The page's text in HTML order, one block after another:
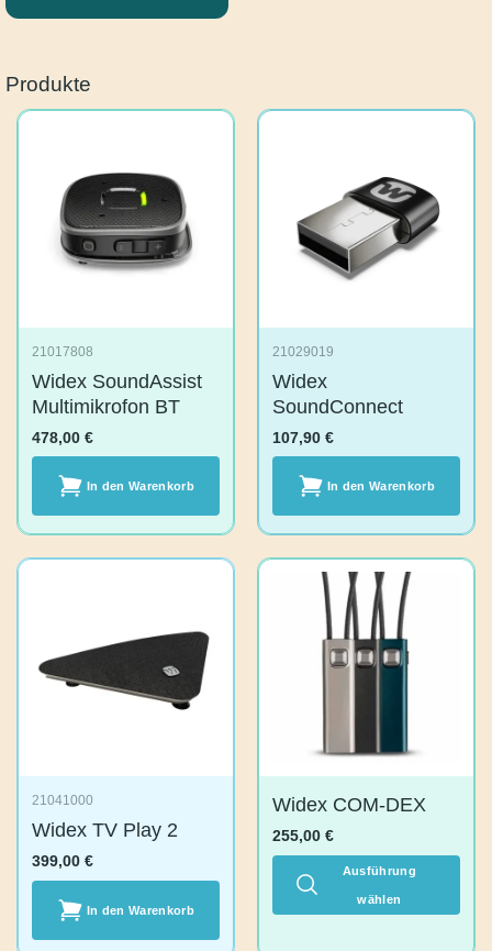
Produkte
21017808
Widex SoundAssist
Multimikrofon BT
478,00€
21029019
Widex
SoundConnect
107,90€
21041000
Widex TV Play 2
399,00€
Widex COM-DEX
255,00€
Ausführung
wählen